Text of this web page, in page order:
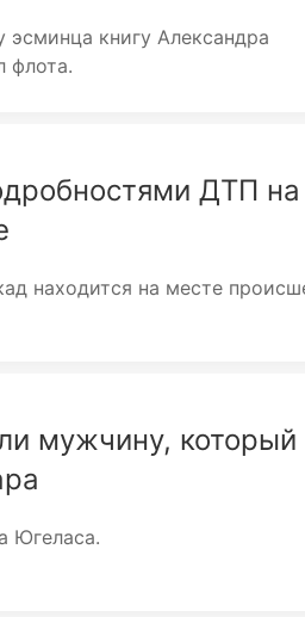
книгу Александра
флота.
ДТП на
находится на месте
мужчину, который
Югеласа.